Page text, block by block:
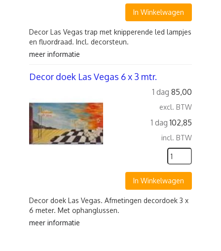
In Winkelwagen
Decor Las Vegas trap met knipperende led lampjes
en fluordraad. Incl. decorsteun.
meer informatie
Decor doek Las Vegas 6 x 3 mtr.
1 dag 85,00
excl. BTW
1 dag 102,85
incl. BTW
In Winkelwagen
Decor doek Las Vegas. Afmetingen decordoek 3 x
6 meter. Met ophanglussen.
meer informatie